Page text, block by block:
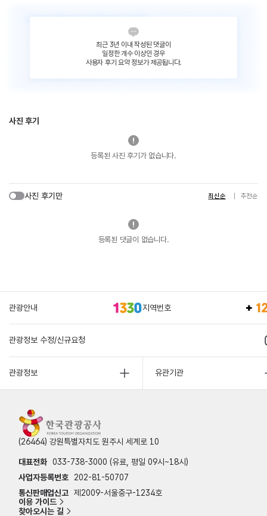
최근 3년 이내 작성된 댓글이
일정한 개수 이상인 경우
사용자 후기 요약 정보가 제공됩니다.
사진 후기
등록된 사진 후기가 없습니다.
사진 후기만 최신순 추천순
등록된 댓글이 없습니다.
관광안내 지역번호
관광정보 수정/신규요청
관광정보 유관기관
(26464) 강원특별자치도 원주시 세계로 10
대표전화 033-738-3000 (유료, 평일 09시~18시)
사업자등록번호
202-81-50707
통신판매업신고 제2009-서울중구-1234호
이용 가이드
찾아오시는 길